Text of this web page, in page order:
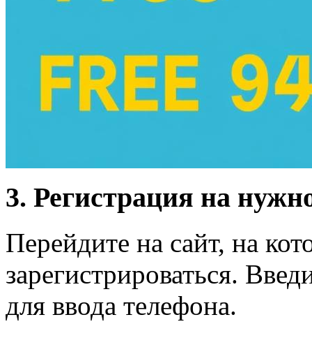
3. Регистрация на
Перейдите на сайт, на
зарегистрироваться.
для ввода телефона.